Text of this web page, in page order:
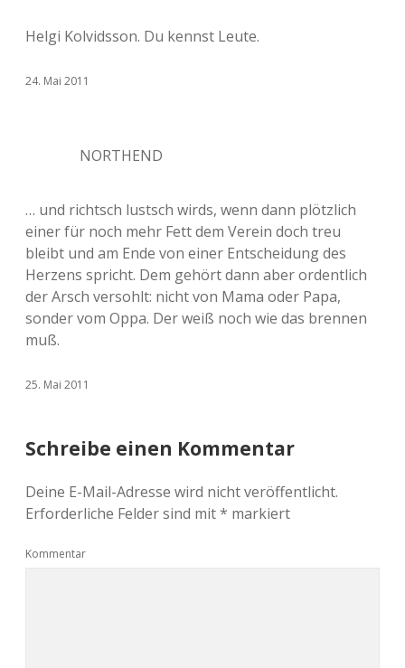
Helgi Kolvidsson. Du kennst Leute.
24. Mai 2011
NORTHEND
… und richtsch lustsch wirds, wenn dann plötzlich
einer für noch mehr Fett dem Verein doch treu
bleibt und am Ende von einer Entscheidung des
Herzens spricht. Dem gehört dann aber ordentlich
der Arsch versohlt: nicht von Mama oder Papa,
sonder vom Oppa. Der weiß noch wie das brennen
muß.
25. Mai 2011
Schreibe einen Kommentar
Deine E-Mail-Adresse wird nicht veröffentlicht.
Erforderliche Felder sind mit* markiert
Kommentar